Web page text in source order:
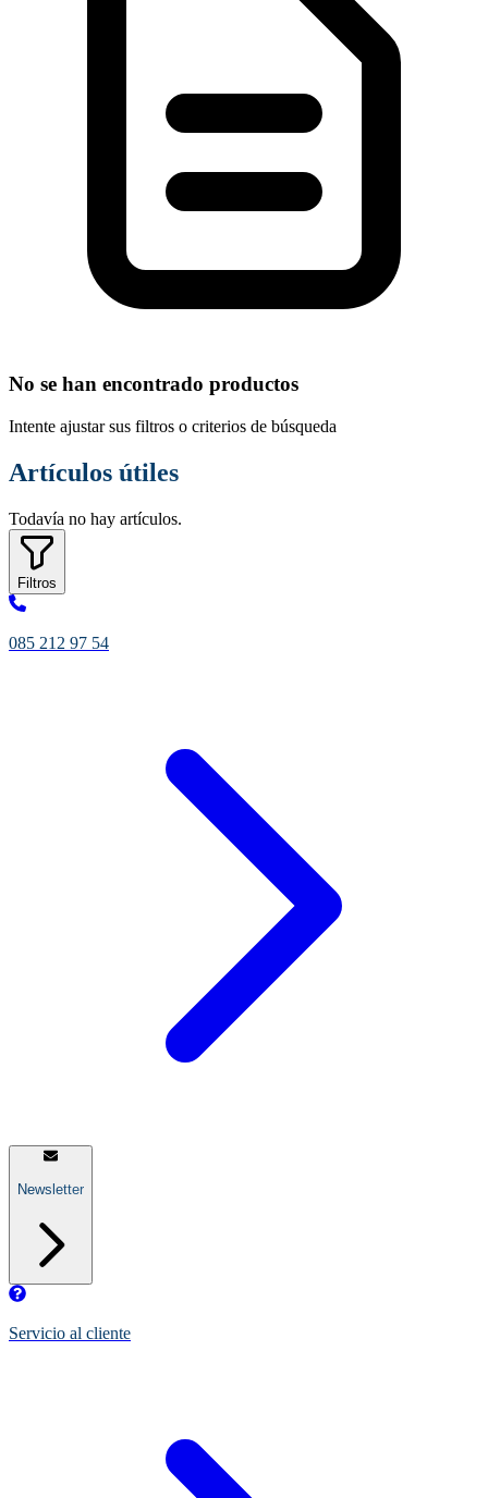
No se han encontrado productos
Intente ajustar sus filtros o criterios de búsqueda
Artículos útiles
Todavía no hay artículos.
Filtros
085 212 97 54
Newsletter
Servicio al cliente